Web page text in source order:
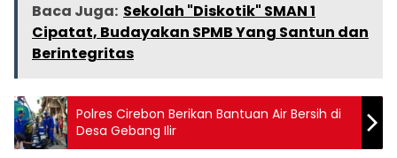
Baca Juga: Sekolah "Diskotik" SMAN 1
Cipatat, Budayakan SPMB Yang Santun dan
Berintegritas
Polres Cirebon Berikan Bantuan Air Bersih di
Desa Gebang Ilir